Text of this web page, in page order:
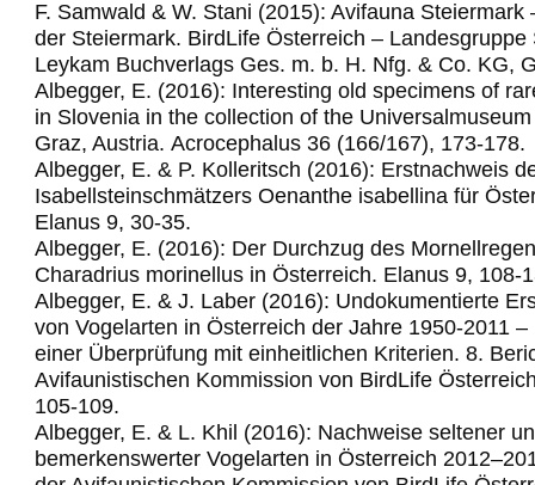
F. Samwald & W. Stani (2015): Avifauna Steiermark
der Steiermark. BirdLife Österreich – Landesgruppe
Leykam Buchverlags Ges. m. b. H. Nfg. & Co. KG,
Albegger, E. (2016): Interesting old specimens of
in Slovenia in the collection of the
Graz, Austria. Acrocephalus 36 (166/167), 173-178.
Albegger, E. & P. Kolleritsch (2016): Erstnachweis
Isabellsteinschmätzers Oenanthe isabellina für
Elanus 9, 30-35.
Albegger, E. (2016): Der Durchzug des
Charadrius morinellus in Österreich. Elanus 9, 108-
Albegger, E. & J. Laber (2016): Undokumentierte
von Vogelarten in Österreich der Jahre 1950-2011 –
einer Überprüfung mit einheitlichen Kriterien. 8.
Avifaunistischen Kommission von BirdLife
105-109.
Albegger, E. & L. Khil (2016): Nachweise seltener
bemerkenswerter Vogelarten in Österreich